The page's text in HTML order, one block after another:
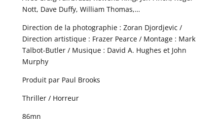
Nott, Dave Duffy, William Thomas,…
Direction de la photographie : Zoran Djordjevic /
Direction artistique : Frazer Pearce / Montage : Mark
Talbot-Butler / Musique : David A. Hughes et John
Murphy
Produit par Paul Brooks
Thriller / Horreur
86mn